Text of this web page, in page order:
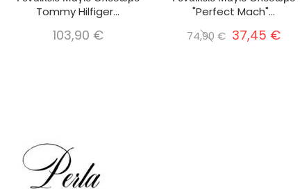
Tommy Hilfiger...
103,90 €
"Perfect Mach"...
74,90 € 37,45 €